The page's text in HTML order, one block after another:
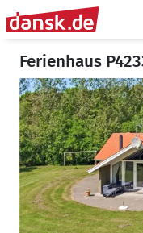
Ferienhaus